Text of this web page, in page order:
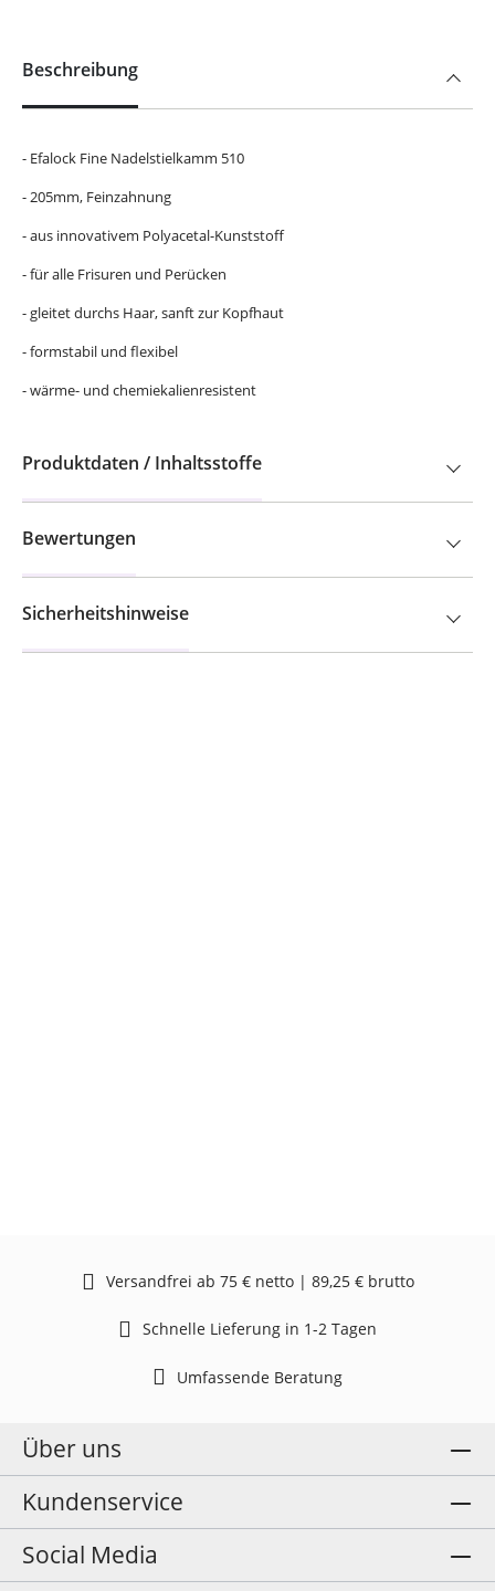
Beschreibung
- Efalock Fine Nadelstielkamm 510
- 205mm, Feinzahnung
- aus innovativem Polyacetal-Kunststoff
- für alle Frisuren und Perücken
- gleitet durchs Haar, sanft zur Kopfhaut
- formstabil und flexibel
- wärme- und chemiekalienresistent
Produktdaten / Inhaltsstoffe
Bewertungen
Sicherheitshinweise
Versandfrei ab 75 € netto | 89,25 € brutto
Schnelle Lieferung in 1-2 Tagen
Umfassende Beratung
Über uns
Kundenservice
Social Media